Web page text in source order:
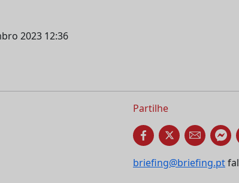
2023 12:36
Partilhe
briefing@briefing.pt